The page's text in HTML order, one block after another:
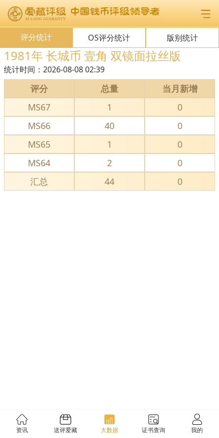
评分统计 OS评分统计 版别统计
1981年 长城币 壹角 双镜面拉丝版
统计时间： 2026-08-08 02:39
评分 总量
当月新增
MS67
1
0
MS66
40
0
MS65
1
0
MS64
2
0
汇总
44 0
资讯 送评爱藏 大数据 证书查询 我的